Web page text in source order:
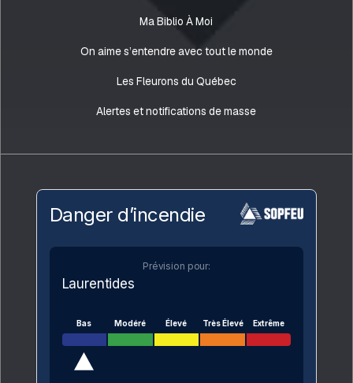
Ma Biblio À Moi
On aime s’entendre avec tout le monde
Les Fleurons du Québec
Alertes et notifications de masse
Danger d’incendie
Prévision pour:
Laurentides
Bas Modéré Élevé Très Élevé Extrême